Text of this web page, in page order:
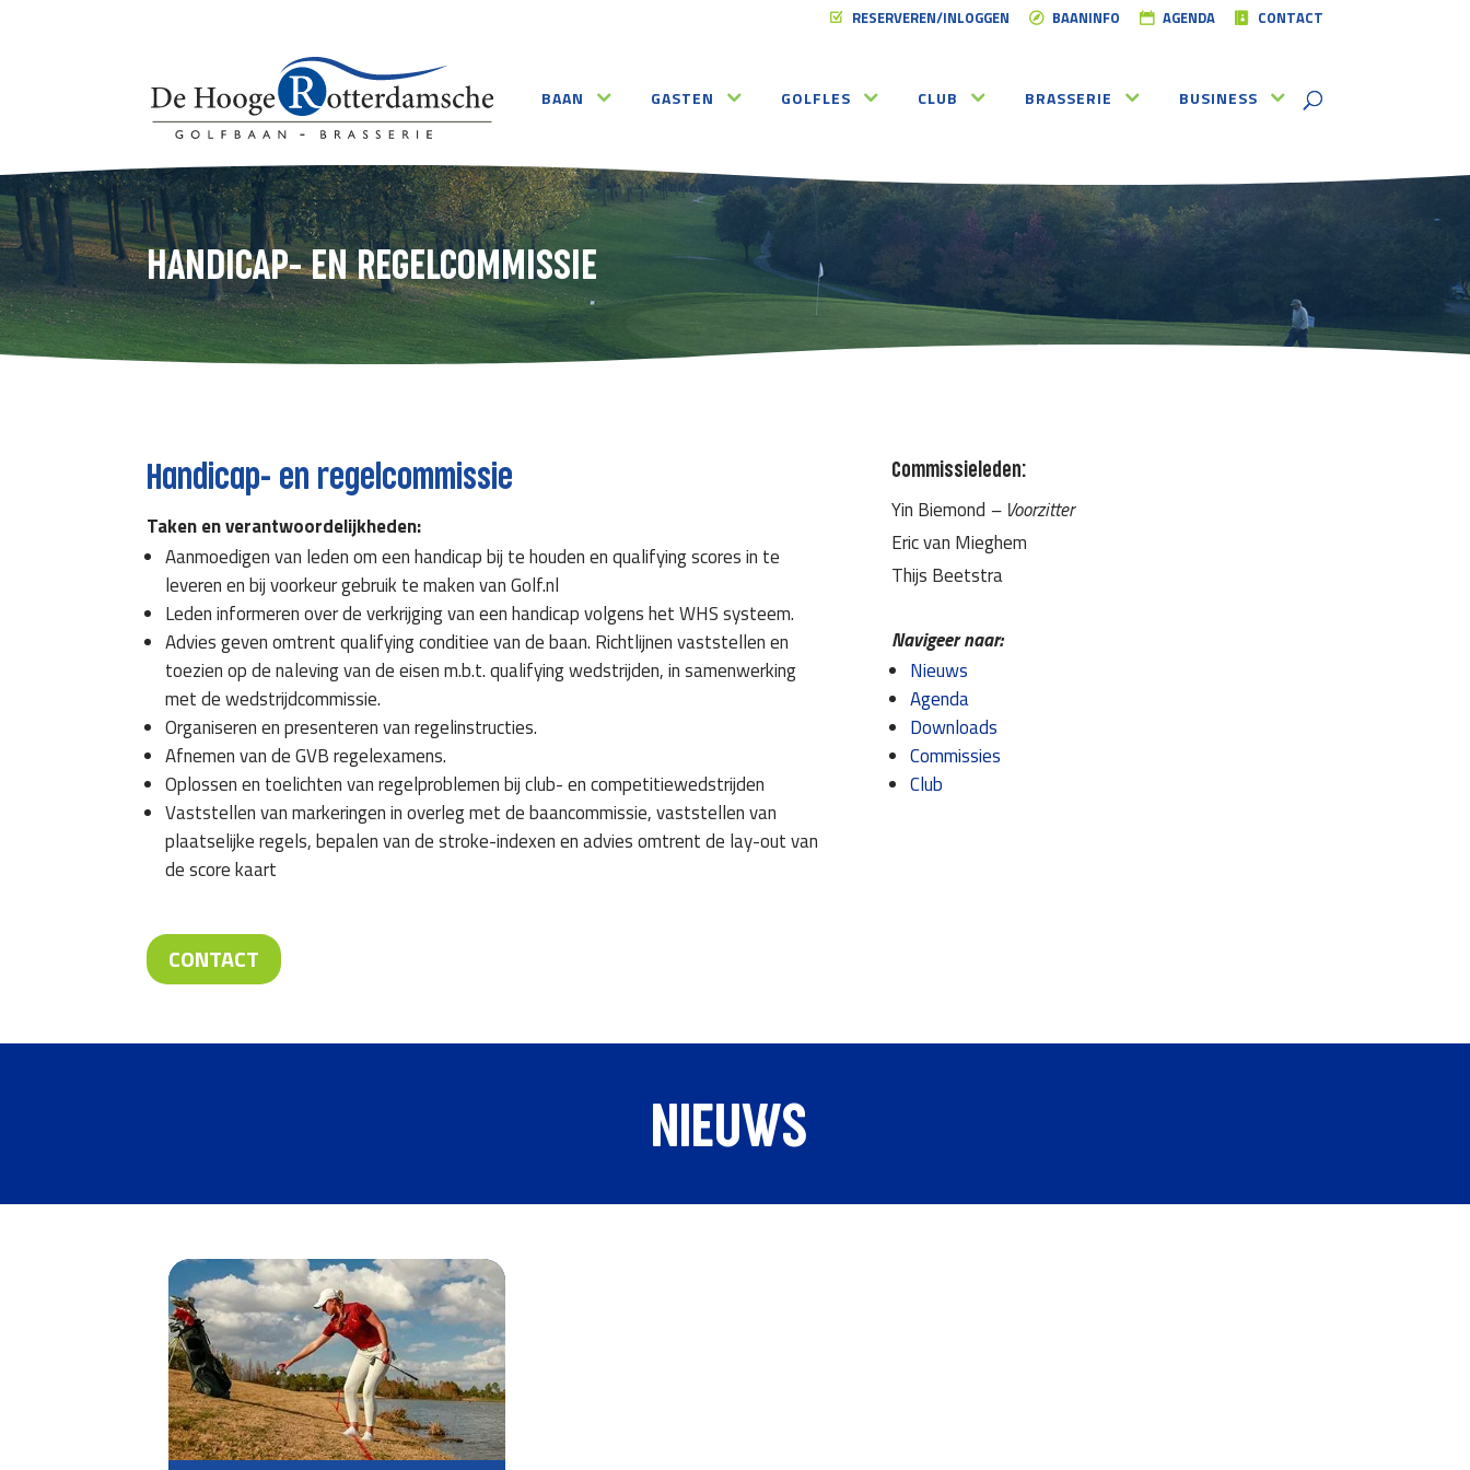
RESERVEREN/INLOGGEN BAANINFO AGENDA CONTACT
BAAN GASTEN GOLFLES CLUB BRASSERIE BUSINESS
HANDICAP- EN REGELCOMMISSIE
Handicap- en regelcommissie
Taken en verantwoordelijkheden:
Aanmoedigen van leden om een handicap bij te houden en qualifying scores in te
leveren en bij voorkeur gebruik te maken van Golf.nl
Leden informeren over de verkrijging van een handicap volgens het WHS systeem.
Advies geven omtrent qualifying conditiee van de baan. Richtlijnen vaststellen en
toezien op de naleving van de eisen m.b.t. qualifying wedstrijden, in samenwerking
met de wedstrijdcommissie.
Organiseren en presenteren van regelinstructies.
Afnemen van de GVB regelexamens.
Oplossen en toelichten van regelproblemen bij club- en competitiewedstrijden
Vaststellen van markeringen in overleg met de baancommissie, vaststellen van
plaatselijke regels, bepalen van de stroke-indexen en advies omtrent de lay-out van
de score kaart
CONTACT
Commissieleden:
Yin Biemond – Voorzitter
Eric van Mieghem
Thijs Beetstra
Navigeer naar:
Nieuws
Agenda
Downloads
Commissies
Club
NIEUWS